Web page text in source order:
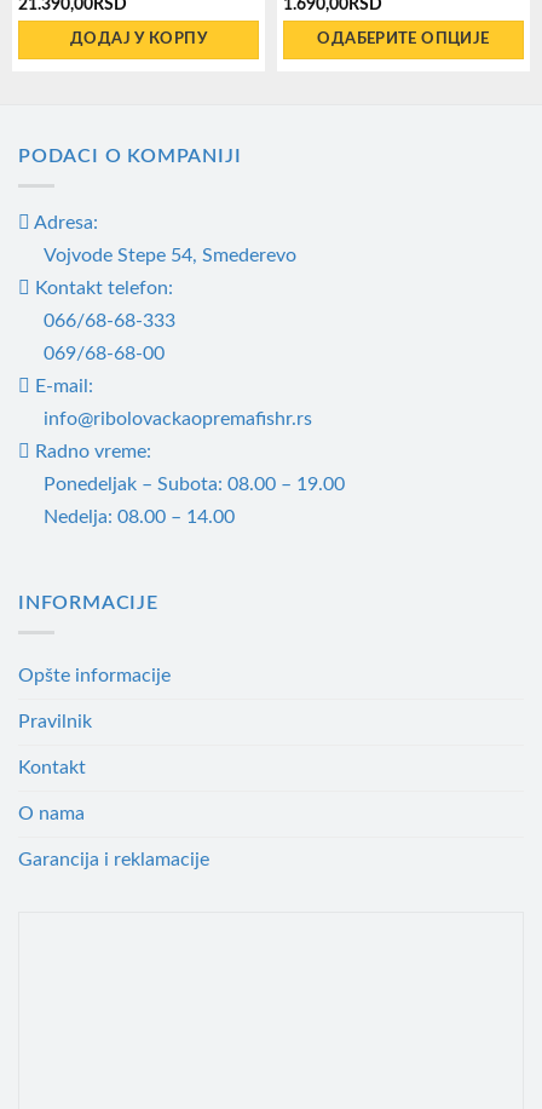
21.390,00 RSD
ДОДАЈ У КОРПУ
1.690,00 RSD
ОДАБЕРИТЕ ОПЦИЈЕ
могу
PODACI O KOMPANIJI
Adresa:
Vojvode Stepe 54, Smederevo
Kontakt telefon:
066/68-68-333
069/68-68-00
E-mail:
info@ribolovackaopremafishr.rs
Radno vreme:
Ponedeljak – Subota: 08.00 – 19.00
Nedelja: 08.00 – 14.00
INFORMACIJE
Opšte informacije
Pravilnik
Kontakt
O nama
Garancija i reklamacije